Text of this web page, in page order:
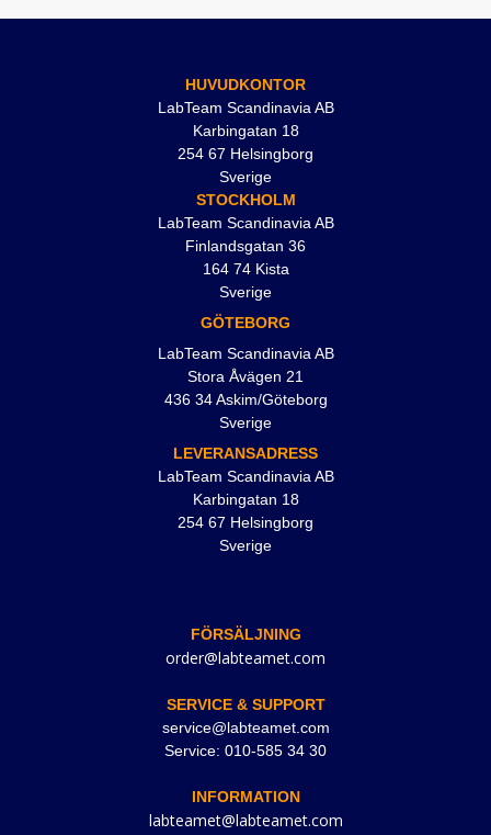
HUVUDKONTOR
LabTeam Scandinavia AB
Karbingatan 18
254 67 Helsingborg
Sverige
STOCKHOLM
LabTeam Scandinavia AB
Finlandsgatan 36
164 74 Kista
Sverige
GÖTEBORG
LabTeam Scandinavia AB
Stora Åvägen 21
436 34 Askim/Göteborg
Sverige
LEVERANSADRESS
LabTeam Scandinavia AB
Karbingatan 18
254 67 Helsingborg
Sverige
FÖRSÄLJNING
order@labteamet.com
SERVICE & SUPPORT
service@labteamet.com
Service: 010-585 34 30
INFORMATION
labteamet@labteamet.com